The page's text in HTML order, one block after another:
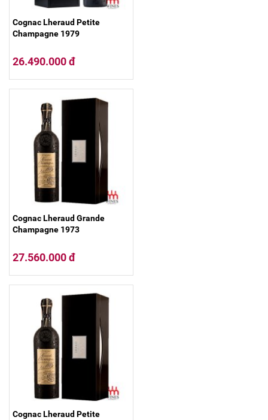
Cognac Lheraud Petite
Champagne 1979
26.490.000 đ
Cognac Lheraud Grande
Champagne 1973
27.560.000 đ
Cognac Lheraud Petite